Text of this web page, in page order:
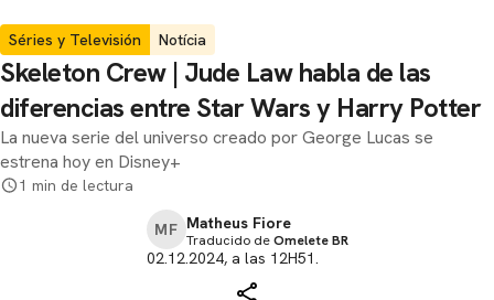
Séries y Televisión Notícia
Skeleton Crew | Jude Law habla de las
diferencias entre Star Wars y Harry Potter
La nueva serie del universo creado por George Lucas se
estrena hoy en Disney+
1 min de lectura
MF Matheus Fiore
Traducido deOmelete BR
02.12.2024, a las 12H51.